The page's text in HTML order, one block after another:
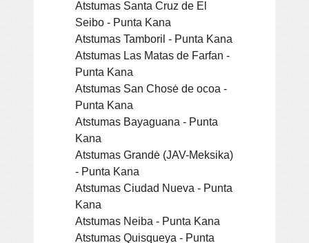
Atstumas Santa Cruz de El
Seibo - Punta Kana
Atstumas Tamboril - Punta Kana
Atstumas Las Matas de Farfan -
Punta Kana
Atstumas San Chosė de ocoa -
Punta Kana
Atstumas Bayaguana - Punta
Kana
Atstumas Grandė (JAV-Meksika)
- Punta Kana
Atstumas Ciudad Nueva - Punta
Kana
Atstumas Neiba - Punta Kana
Atstumas Quisqueya - Punta